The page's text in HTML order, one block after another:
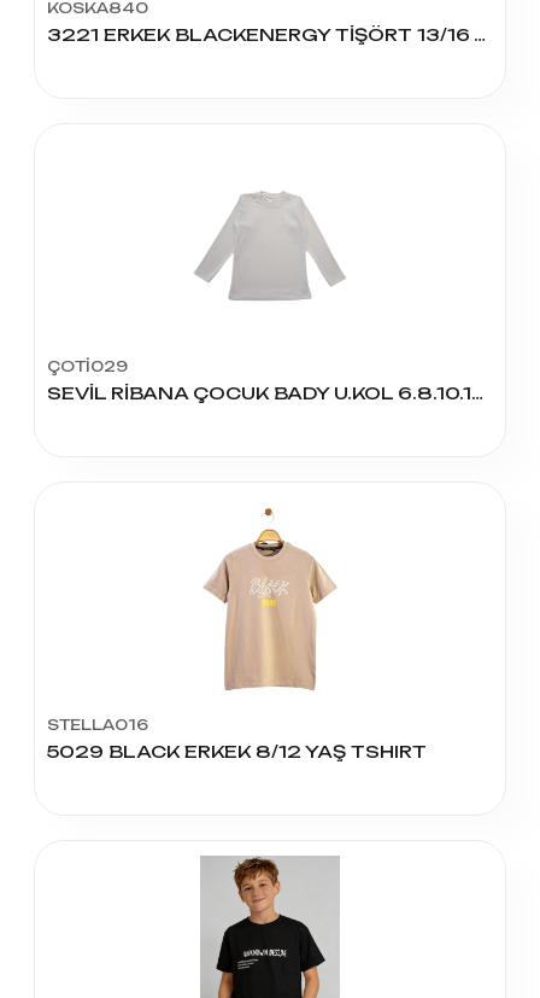
KOSKA840
3221 ERKEK BLACKENERGY TİŞÖRT 13/16 YAŞ
ÇOTİ029
SEVİL RİBANA ÇOCUK BADY U.KOL 6.8.10.12 YAŞ
STELLA016
5029 BLACK ERKEK 8/12 YAŞ TSHIRT